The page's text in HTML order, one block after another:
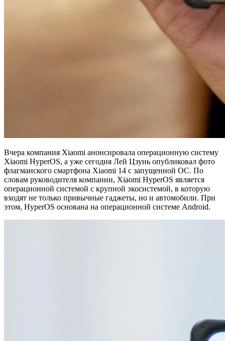
Вчера компания Xiaomi анонсировала операционную систему
Xiaomi HyperOS, а уже сегодня Лей Цзунь опубликовал фото
флагманского смартфона Xiaomi 14 с запущенной ОС. По
словам руководителя компании, Xiaomi HyperOS является
операционной системой с крупной экосистемой, в которую
входят не только привычные гаджеты, но и автомобили. При
этом, HyperOS основана на операционной системе Android.